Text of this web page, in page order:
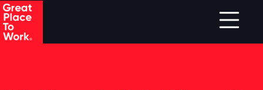
Skip to main content